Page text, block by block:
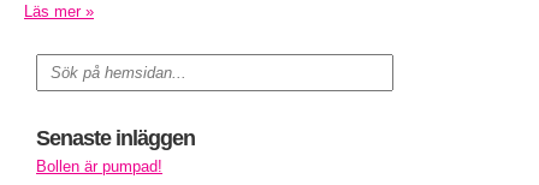
Läs mer »
Senaste inläggen
Bollen är pumpad!